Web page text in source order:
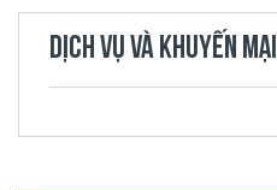
DỊCH VỤ VÀ KHUYẾN MẠI